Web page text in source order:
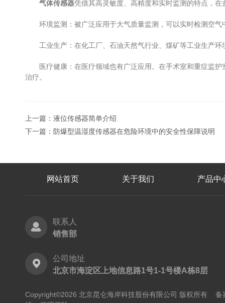
气体传感器凭借其高灵敏度、高精度和实时监测的特点，
环境监测：被广泛应用于大气质量监测，可以实时检测空气
工业生产：在化工厂、石油天然气行业、煤矿等工业生产环
医疗健康：在医疗领域也有广泛应用。在手术室和重症监护
治疗。
上一篇： 液位传感器简单介绍
下一篇： 防爆型温湿度传感器在危险环境中的安全性保障说明
网站首页 关于我们 产品中
联系人
销售部
公司地址
北京市海淀区上地信息路1号1-1号楼A栋8层
Copyright©2026 北京昆仑海岸科技股份有限公司 版权所有 备